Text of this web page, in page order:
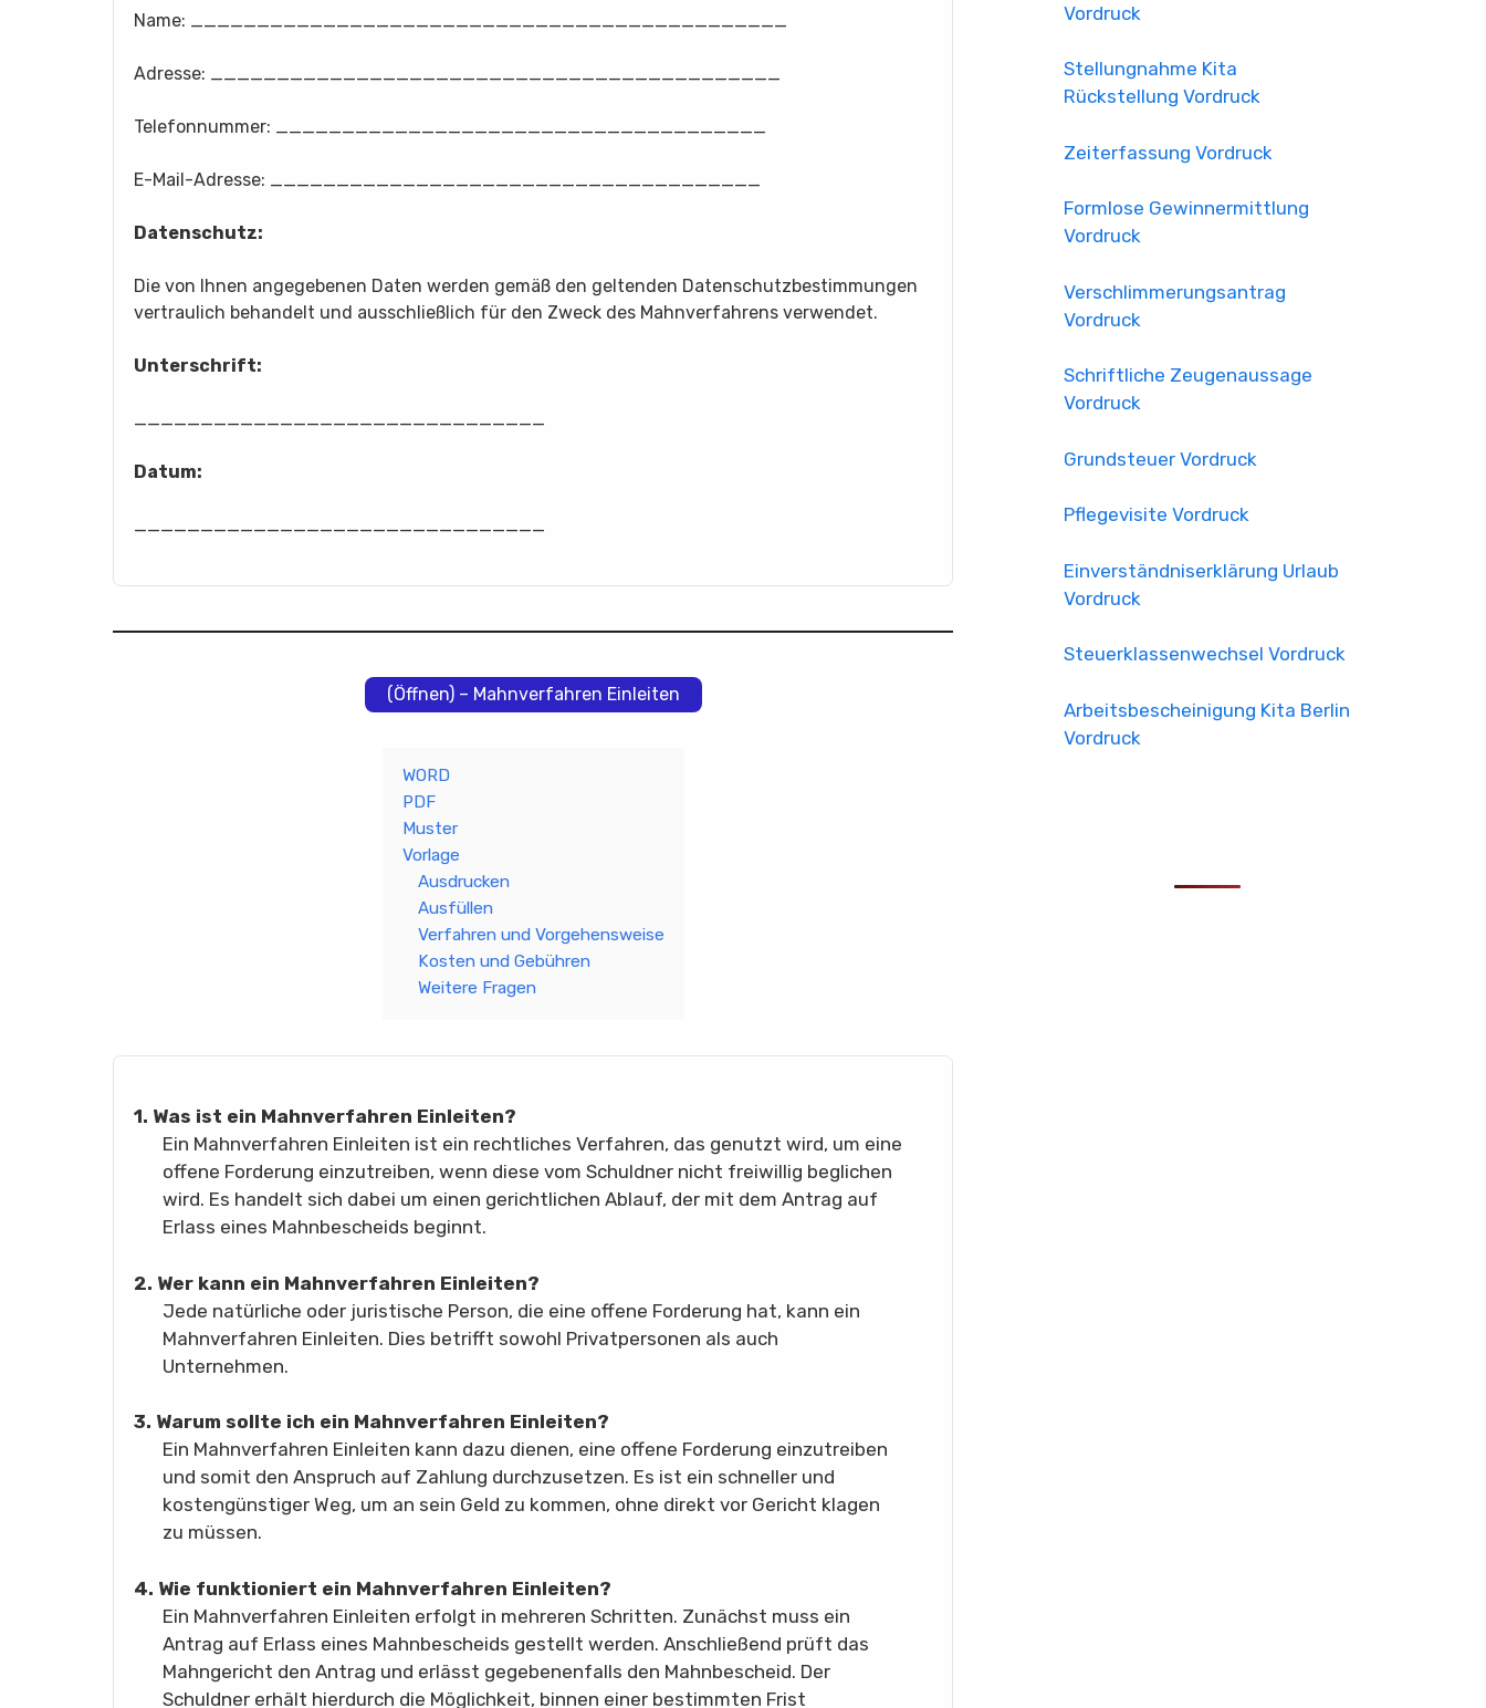
Name: _____________________________________________
Adresse: ___________________________________________
Telefonnummer: _____________________________________
E-Mail-Adresse: _____________________________________
Datenschutz:
Die von Ihnen angegebenen Daten werden gemäß den geltenden Datenschutzbestimmungen
vertraulich behandelt und ausschließlich für den Zweck des Mahnverfahrens verwendet.
Unterschrift:
_______________________________
Datum:
_______________________________
(Öffnen) – Mahnverfahren Einleiten
WORD
PDF
Muster
Vorlage
Ausdrucken
Ausfüllen
Verfahren und Vorgehensweise
Kosten und Gebühren
Weitere Fragen
1. Was ist ein Mahnverfahren Einleiten?
Ein Mahnverfahren Einleiten ist ein rechtliches Verfahren, das genutzt wird, um eine
offene Forderung einzutreiben, wenn diese vom Schuldner nicht freiwillig beglichen
wird. Es handelt sich dabei um einen gerichtlichen Ablauf, der mit dem Antrag auf
Erlass eines Mahnbescheids beginnt.
2. Wer kann ein Mahnverfahren Einleiten?
Jede natürliche oder juristische Person, die eine offene Forderung hat, kann ein
Mahnverfahren Einleiten. Dies betrifft sowohl Privatpersonen als auch
Unternehmen.
3. Warum sollte ich ein Mahnverfahren Einleiten?
Ein Mahnverfahren Einleiten kann dazu dienen, eine offene Forderung einzutreiben
und somit den Anspruch auf Zahlung durchzusetzen. Es ist ein schneller und
kostengünstiger Weg, um an sein Geld zu kommen, ohne direkt vor Gericht klagen
zu müssen.
4. Wie funktioniert ein Mahnverfahren Einleiten?
Ein Mahnverfahren Einleiten erfolgt in mehreren Schritten. Zunächst muss ein
Antrag auf Erlass eines Mahnbescheids gestellt werden. Anschließend prüft das
Mahngericht den Antrag und erlässt gegebenenfalls den Mahnbescheid. Der
Schuldner erhält hierdurch die Möglichkeit, binnen einer bestimmten Frist
Vordruck
Stellungnahme Kita
Rückstellung Vordruck
Zeiterfassung Vordruck
Formlose Gewinnermittlung
Vordruck
Verschlimmerungsantrag
Vordruck
Schriftliche Zeugenaussage
Vordruck
Grundsteuer Vordruck
Pflegevisite Vordruck
Einverständniserklärung Urlaub
Vordruck
Steuerklassenwechsel Vordruck
Arbeitsbescheinigung Kita Berlin
Vordruck